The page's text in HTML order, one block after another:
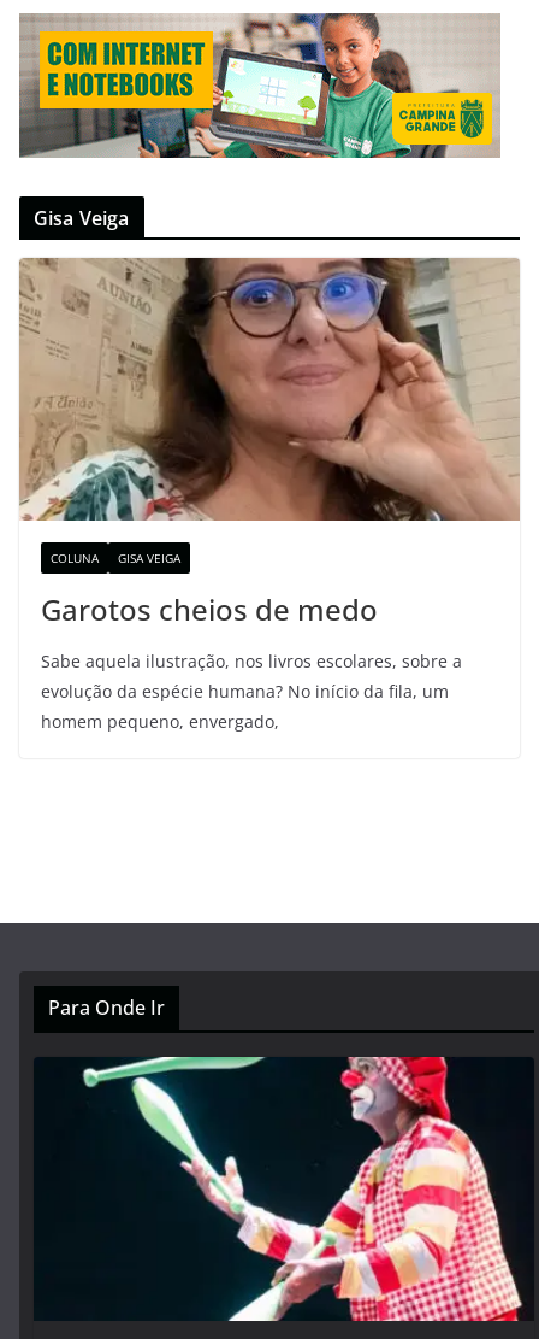
Gisa Veiga
COLUNA GISA VEIGA
Garotos cheios de medo
Sabe aquela ilustração, nos livros escolares, sobre a
evolução da espécie humana? No início da fila, um
homem pequeno, envergado,
Para Onde Ir